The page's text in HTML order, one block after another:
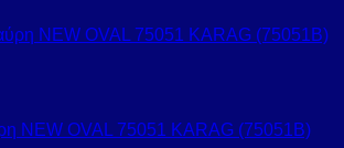
NEW OVAL 75051 KARAG (75051B)